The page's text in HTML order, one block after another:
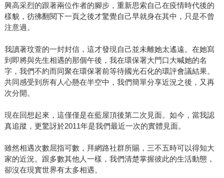
興高采烈的跟著兩位作者的腳步，重新思索自己在疫情時代後的
樣貌，彷彿翻閱下一頁之後才驚覺自己早就身在其中，只是不曾
注意過。
我讀著玟萱的一封封信，這才發現自己並未離她太遙遠。在她寫
到即將與先生相遇的那個午後，我在環保署大門口大喊她的名
字，我們不約而同聚在環保署前等待國光石化的環評會議結果。
共同感受到所有人心懸在半空中，我們簡單分享近況之後，又再
次分開。
現在回想起來，這僅僅是在藍屋頂後第二次見面。如今，當我認
真追蹤，更驚訝於2011年是我們最近一次的實體見面。
雖然相遇次數屈指可數，拜網路社群所賜，三不五時可以得知大
家的近況。跟多數其他人一樣，我們清楚掌握彼此的生活動態，
卻沒在現實世界有太多相遇。